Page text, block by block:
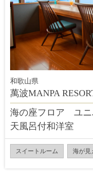
和歌山県
萬波MANPA
海の座フロア ユ
天風呂付和洋室
スイートルーム 海が見